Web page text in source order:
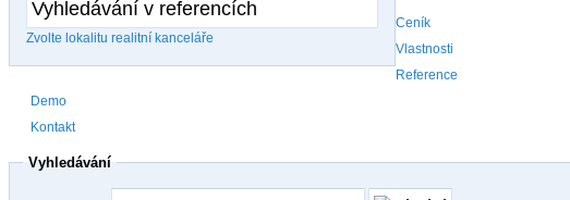
Zvolte lokalitu realitní kanceláře
Ceník
Vlastnosti
Reference
Demo
Kontakt
Vyhledávání